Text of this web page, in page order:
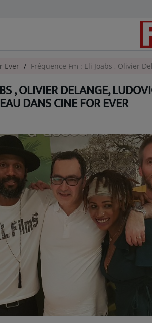
Ever Fréquence Fm : Eli Joabs , Olivier
, OLIVIER DELANGE,
DANS CINE FOR EVER